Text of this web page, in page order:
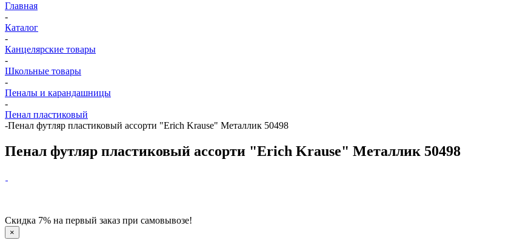
Главная
-
Каталог
-
Канцелярские товары
-
Школьные товары
-
Пеналы и карандашницы
-
Пенал пластиковый
-Пенал футляр пластиковый ассорти "Erich Krause" Металлик 50498
Пенал футляр пластиковый ассорти "Erich Krause" Металлик 50498
Скидка 7% на первый заказ при самовывозе!
×